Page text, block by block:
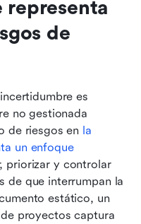
representa
de
es
no gestionada
de riesgos en la
un enfoque
priorizar y controlar
de que interrumpan la
estático, un
proyectos captura